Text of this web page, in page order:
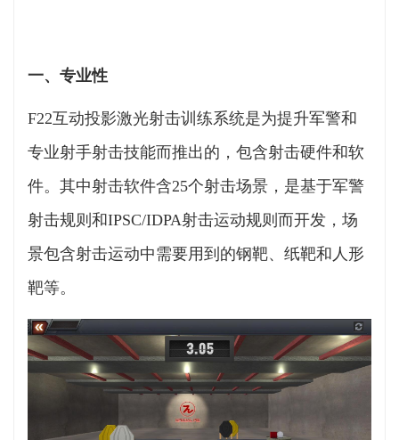
一、专业性
F22互动投影激光射击训练系统是为提升军警和
专业射手射击技能而推出的，包含射击硬件和软
件。其中射击软件含25个射击场景，是基于军警
射击规则和IPSC/IDPA射击运动规则而开发，场
景包含射击运动中需要用到的钢靶、纸靶和人形
靶等。